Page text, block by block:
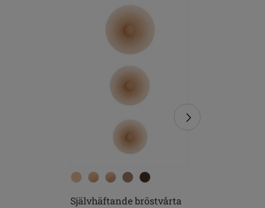
Självhäftande bröstvårta